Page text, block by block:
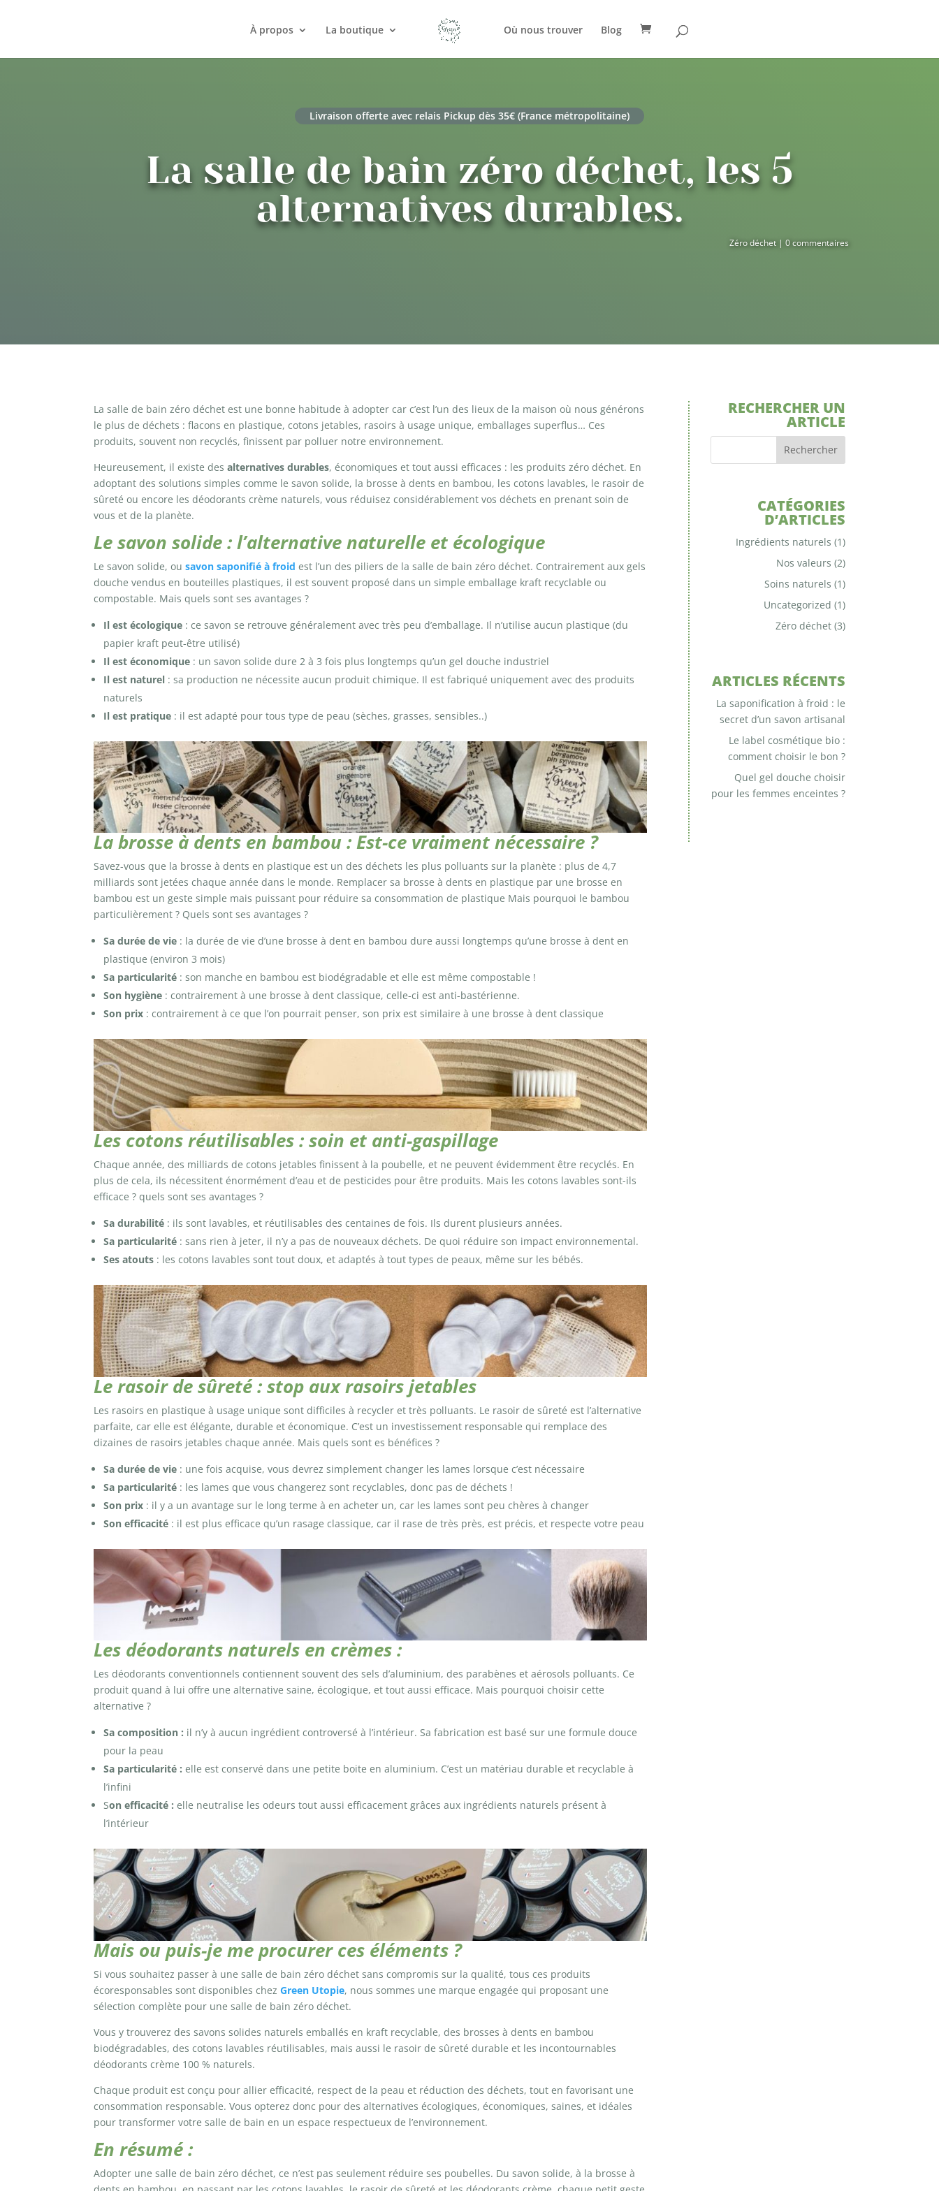
À propos La boutique Où nous trouver Blog
Livraison offerte avec relais Pickup dès 35€ (France métropolitaine)
La salle de bain zéro déchet, les 5
alternatives durables.
Zéro déchet |0 commentaires
La salle de bain zéro déchet est une bonne habitude à adopter car c’est l’un des lieux de la maison où nous générons
le plus de déchets : flacons en plastique, cotons jetables, rasoirs à usage unique, emballages superflus… Ces
produits, souvent non recyclés, finissent par polluer notre environnement.
Heureusement, il existe desalternatives durables, économiques et tout aussi efficaces : les produits zéro déchet. En
adoptant des solutions simples comme le savon solide, la brosse à dents en bambou, les cotons lavables, le rasoir de
sûreté ou encore les déodorants crème naturels, vous réduisez considérablement vos déchets en prenant soin de
vous et de la planète.
Le savon solide : l’alternative naturelle et écologique
Le savon solide, ousavon saponifié à froid est l’un des piliers de la salle de bain zéro déchet. Contrairement aux gels
douche vendus en bouteilles plastiques, il est souvent proposé dans un simple emballage kraft recyclable ou
compostable. Mais quels sont ses avantages ?
Il est écologique : ce savon se retrouve généralement avec très peu d’emballage. Il n’utilise aucun plastique (du
papier kraft peut-être utilisé)
Il est économique : un savon solide dure 2 à 3 fois plus longtemps qu’un gel douche industriel
Il est naturel : sa production ne nécessite aucun produit chimique. Il est fabriqué uniquement avec des produits
naturels
Il est pratique : il est adapté pour tous type de peau (sèches, grasses, sensibles..)
La brosse à dents en bambou : Est-ce vraiment nécessaire ?
Savez-vous que la brosse à dents en plastique est un des déchets les plus polluants sur la planète : plus de 4,7
milliards sont jetées chaque année dans le monde. Remplacer sa brosse à dents en plastique par une brosse en
bambou est un geste simple mais puissant pour réduire sa consommation de plastique Mais pourquoi le bambou
particulièrement ? Quels sont ses avantages ?
Sa durée de vie : la durée de vie d’une brosse à dent en bambou dure aussi longtemps qu’une brosse à dent en
plastique (environ 3 mois)
Sa particularité : son manche en bambou est biodégradable et elle est même compostable !
Son hygiène : contrairement à une brosse à dent classique, celle-ci est anti-bastérienne.
Son prix : contrairement à ce que l’on pourrait penser, son prix est similaire à une brosse à dent classique
Les cotons réutilisables : soin et anti-gaspillage
Chaque année, des milliards de cotons jetables finissent à la poubelle, et ne peuvent évidemment être recyclés. En
plus de cela, ils nécessitent énormément d’eau et de pesticides pour être produits. Mais les cotons lavables sont-ils
efficace ? quels sont ses avantages ?
Sa durabilité : ils sont lavables, et réutilisables des centaines de fois. Ils durent plusieurs années.
Sa particularité : sans rien à jeter, il n’y a pas de nouveaux déchets. De quoi réduire son impact environnemental.
Ses atouts : les cotons lavables sont tout doux, et adaptés à tout types de peaux, même sur les bébés.
Le rasoir de sûreté : stop aux rasoirs jetables
Les rasoirs en plastique à usage unique sont difficiles à recycler et très polluants. Le rasoir de sûreté est l’alternative
parfaite, car elle est élégante, durable et économique. C’est un investissement responsable qui remplace des
dizaines de rasoirs jetables chaque année. Mais quels sont es bénéfices ?
Sa durée de vie : une fois acquise, vous devrez simplement changer les lames lorsque c’est nécessaire
Sa particularité : les lames que vous changerez sont recyclables, donc pas de déchets !
Son prix : il y a un avantage sur le long terme à en acheter un, car les lames sont peu chères à changer
Son efficacité : il est plus efficace qu’un rasage classique, car il rase de très près, est précis, et respecte votre peau
Les déodorants naturels en crèmes :
Les déodorants conventionnels contiennent souvent des sels d’aluminium, des parabènes et aérosols polluants. Ce
produit quand à lui offre une alternative saine, écologique, et tout aussi efficace. Mais pourquoi choisir cette
alternative ?
Sa composition : il n’y à aucun ingrédient controversé à l’intérieur. Sa fabrication est basé sur une formule douce
pour la peau
Sa particularité : elle est conservé dans une petite boite en aluminium. C’est un matériau durable et recyclable à
l’infini
Son efficacité : elle neutralise les odeurs tout aussi efficacement grâces aux ingrédients naturels présent à
l’intérieur
Mais ou puis-je me procurer ces éléments ?
Si vous souhaitez passer à une salle de bain zéro déchet sans compromis sur la qualité, tous ces produits
écoresponsables sont disponibles chezGreen Utopie, nous sommes une marque engagée qui proposant une
sélection complète pour une salle de bain zéro déchet.
Vous y trouverez des savons solides naturels emballés en kraft recyclable, des brosses à dents en bambou
biodégradables, des cotons lavables réutilisables, mais aussi le rasoir de sûreté durable et les incontournables
déodorants crème 100 % naturels.
Chaque produit est conçu pour allier efficacité, respect de la peau et réduction des déchets, tout en favorisant une
consommation responsable. Vous opterez donc pour des alternatives écologiques, économiques, saines, et idéales
pour transformer votre salle de bain en un espace respectueux de l’environnement.
En résumé :
Adopter une salle de bain zéro déchet, ce n’est pas seulement réduire ses poubelles. Du savon solide, à la brosse à
RECHERCHER UN
ARTICLE
CATÉGORIES
D’ARTICLES
Ingrédients naturels (1)
Nos valeurs (2)
Soins naturels (1)
Uncategorized (1)
Zéro déchet(3)
ARTICLES RÉCENTS
La saponification à froid : le
secret d’un savon artisanal
Le label cosmétique bio :
comment choisir le bon ?
Quel gel douche choisir
pour les femmes enceintes ?